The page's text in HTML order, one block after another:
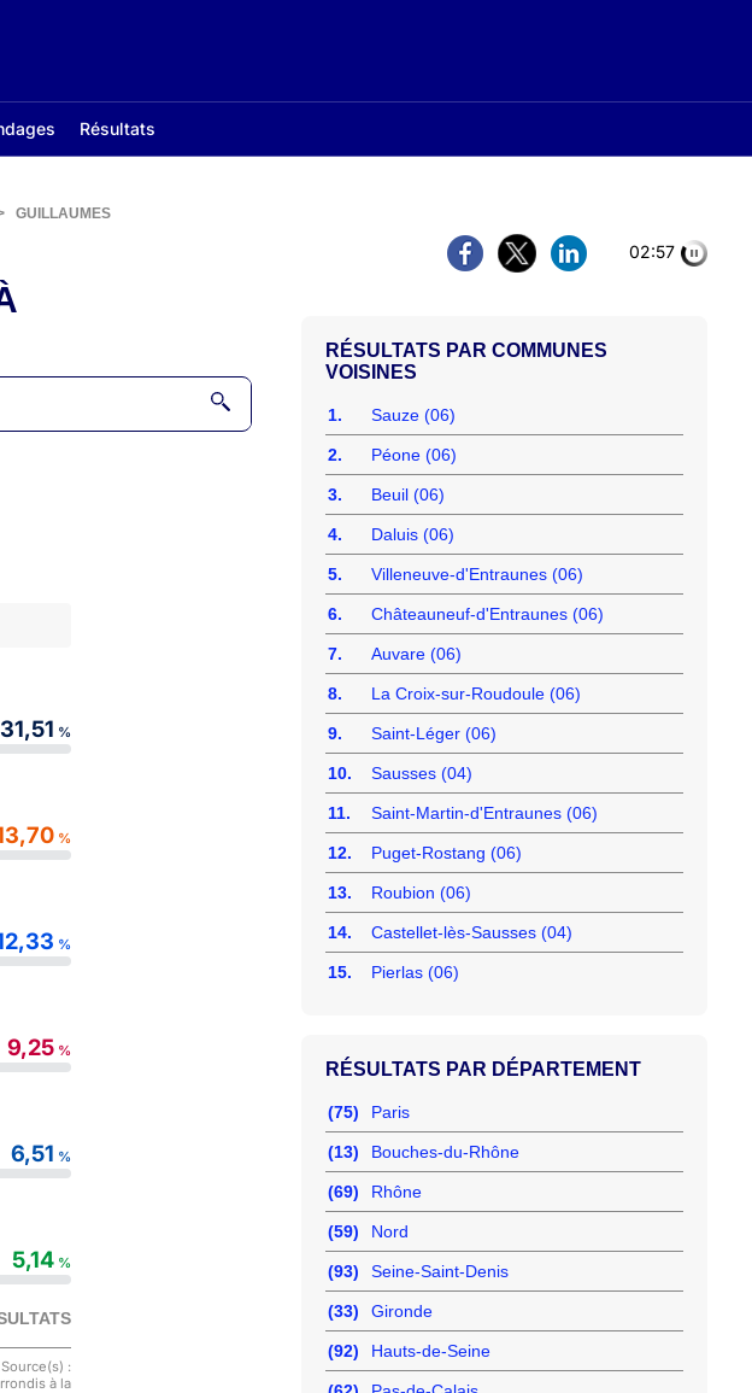
Résultats
02:56
GUILLAUMES
31,51 %
%
%
9,25 %
6,51 %
5,14 %
:
à la
COMMUNES
VOISINES
1. Sauze (06)
2. Péone (06)
3. Beuil (06)
4. Daluis (06)
5. Villeneuve-d'Entraunes (06)
6. Châteauneuf-d'Entraunes (06)
7. Auvare (06)
8. La Croix-sur-Roudoule (06)
9. Saint-Léger (06)
10. Sausses (04)
11. Saint-Martin-d'Entraunes (06)
12. Puget-Rostang (06)
13. Roubion (06)
14. Castellet-lès-Sausses (04)
15. Pierlas (06)
RÉSULTATS PAR DÉPARTEMENT
(75) Paris
(13) Bouches-du-Rhône
(69) Rhône
(59) Nord
(93) Seine-Saint-Denis
(33) Gironde
(92) Hauts-de-Seine